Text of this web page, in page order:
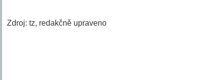
Zdroj: tz, redakčně upraveno